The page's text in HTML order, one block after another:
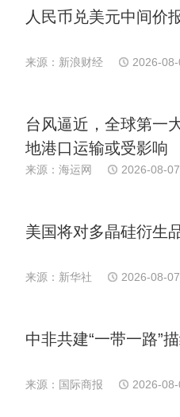
人民币兑美元中间价
来源：新浪财经 2026-08-
台风逼近，全球第一
地港口运输或受影响
来源：海运网 2026-08-07
美国将对多晶硅衍生
来源：新华社 2026-08-07
中非共建“一带一路”
来源：国际商报 2026-08-